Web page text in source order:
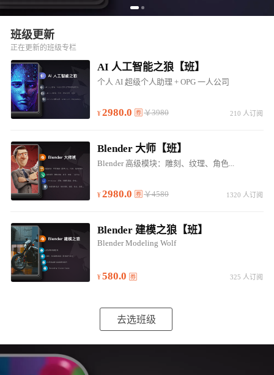
班级更新
正在更新的班级专栏
AI 人工智能之狼【班】
个人 AI 超级个人助理 + OPG 一人公司
2980.0 ￥3980 210 人订阅
Blender 大师【班】
Blender 高级模块：雕刻、纹理、角色...
2980.0 ￥4580 1320 人订阅
Blender 建模之狼【班】
Blender Modeling Wolf
580.0 325 人订阅
去选班级